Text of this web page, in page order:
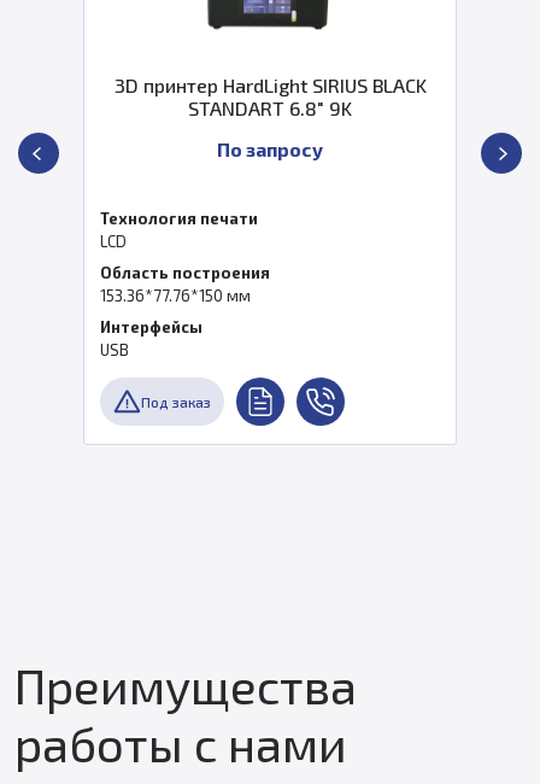
3D принтер HardLight SIRIUS BLACK
STANDART 6.8" 9K
По запросу
Технология печати
LCD
Область построения
153.36*77.76*150 мм
Интерфейсы
USB
Под заказ
Преимущества
работы с нами